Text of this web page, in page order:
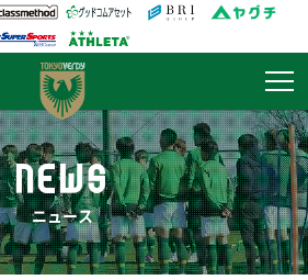
NEWS
ニュース